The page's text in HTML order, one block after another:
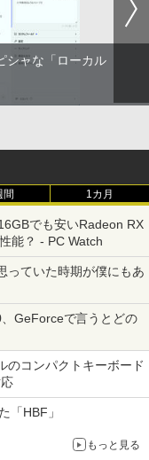
シャな「ローカル
間 1カ月
でも安いRadeon RX
能？ - PC Watch
ていた時期が僕にもあ
GeForceで言うとどの
のコンパクトキーボード
「HBF」
もっと見る